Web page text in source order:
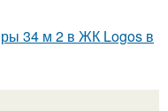
34 м 2 в ЖК Logos в